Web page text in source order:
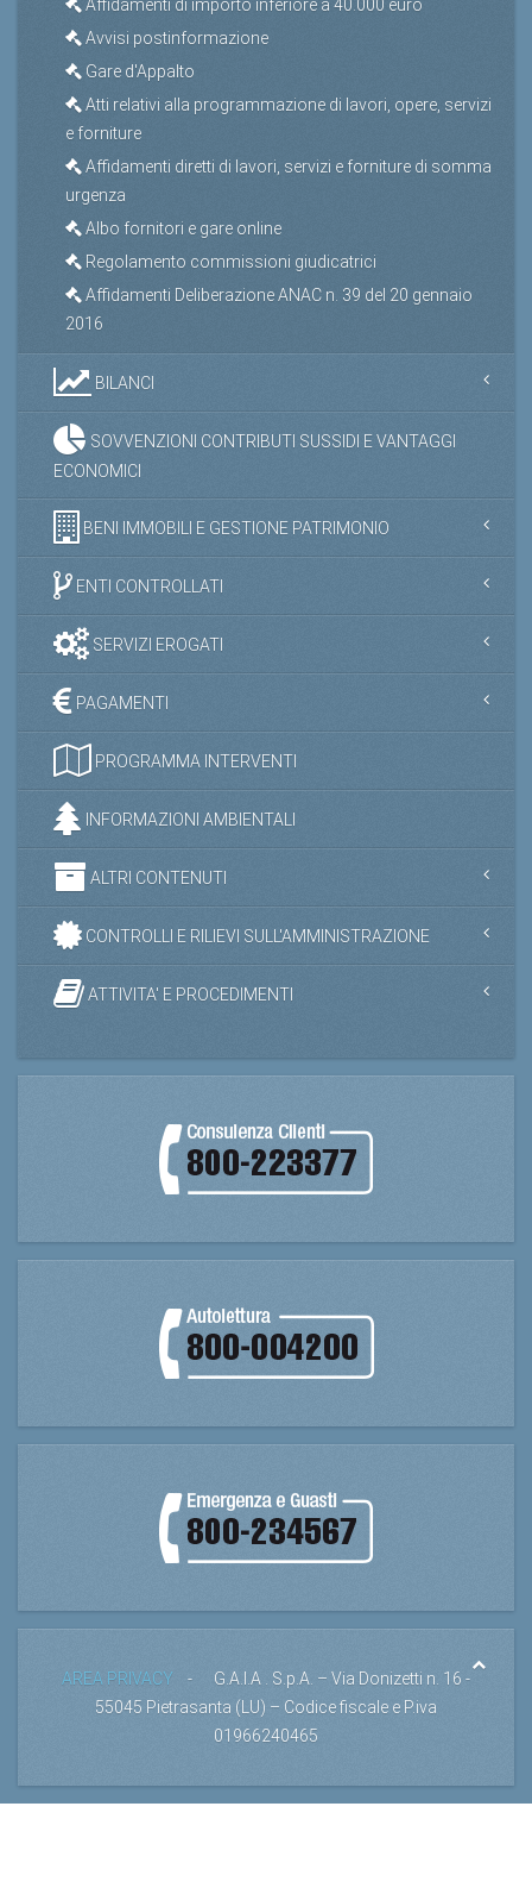
Affidamenti di importo inferiore a 40.000 euro
Avvisi postinformazione
Gare d'Appalto
Atti relativi alla programmazione di lavori, opere, servizi
e forniture
Affidamenti diretti di lavori, servizi e forniture di somma
urgenza
Albo fornitori e gare online
Regolamento commissioni giudicatrici
Affidamenti Deliberazione ANAC n. 39 del 20 gennaio
2016
BILANCI
SOVVENZIONI CONTRIBUTI SUSSIDI E VANTAGGI
ECONOMICI
BENI IMMOBILI E GESTIONE PATRIMONIO
ENTI CONTROLLATI
SERVIZI EROGATI
PAGAMENTI
PROGRAMMA INTERVENTI
INFORMAZIONI AMBIENTALI
ALTRI CONTENUTI
CONTROLLI E RILIEVI SULL'AMMINISTRAZIONE
ATTIVITA' E PROCEDIMENTI
AREA PRIVACY - G.A.I.A . S.p.A. – Via Donizetti n. 16 -
55045 Pietrasanta (LU) – Codice fiscale e P.iva
01966240465